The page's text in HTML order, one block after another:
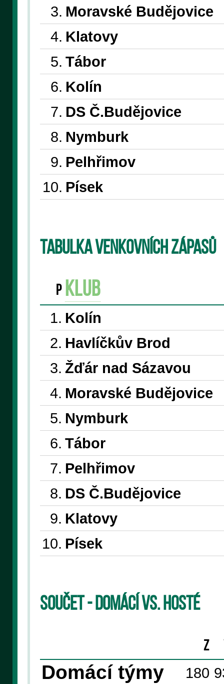
3. Moravské Budějovice
4. Klatovy
5. Tábor
6. Kolín
7. DS Č.Budějovice
8. Nymburk
9. Pelhřimov
10. Písek
Tabulka venkovních zápasů
P klub
1. Kolín
2. Havlíčkův Brod
3. Žďár nad Sázavou
4. Moravské Budějovice
5. Nymburk
6. Tábor
7. Pelhřimov
8. DS Č.Budějovice
9. Klatovy
10. Písek
Součet - domácí vs. hosté
Z
Domácí týmy 180